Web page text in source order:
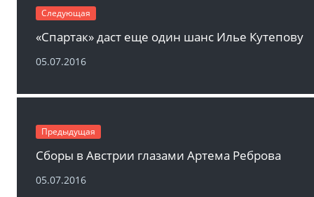
Следующая
«Спартак» даст еще один шанс Илье Кутепову
05.07.2016
Предыдущая
Сборы в Австрии глазами Артема Реброва
05.07.2016